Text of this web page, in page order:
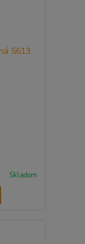
Skladom